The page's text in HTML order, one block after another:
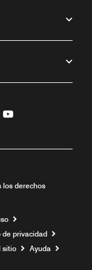
nueva
una ventana nueva
Abre una ventana
los derechos
nueva
de privacidad
sitio Ayuda